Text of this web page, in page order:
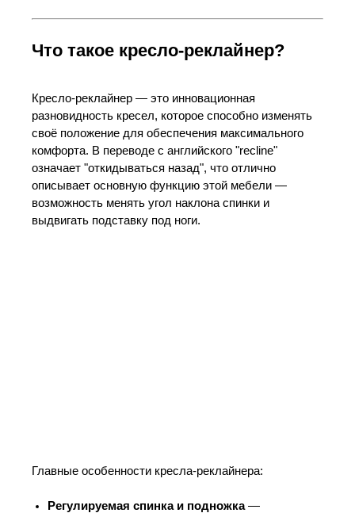
Что такое кресло-реклайнер?
Кресло-реклайнер — это инновационная
разновидность кресел, которое способно изменять
своё положение для обеспечения максимального
комфорта. В переводе с английского "recline"
означает "откидываться назад", что отлично
описывает основную функцию этой мебели —
возможность менять угол наклона спинки и
выдвигать подставку под ноги.
Главные особенности кресла-реклайнера:
Регулируемая спинка и подножка—